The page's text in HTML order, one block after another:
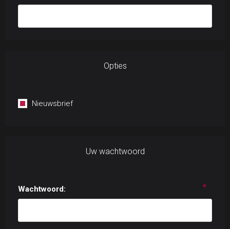
Opties
Nieuwsbrief
Uw wachtwoord
Wachtwoord: *